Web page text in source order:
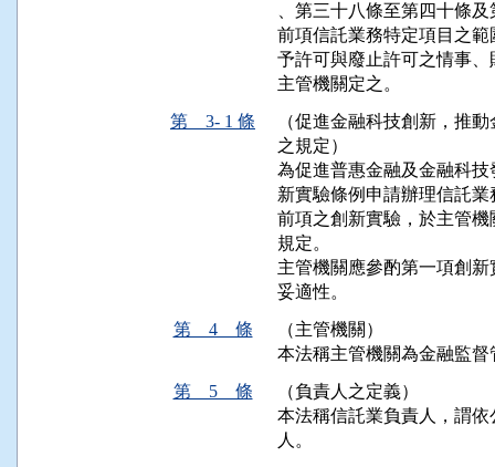
、第三十八條至第四十條
前項信託業務特定項目之
予許可與廢止許可之情事
主管機關定之。
第 3- 1 條
（促進金融科技創新，推
之規定）
為促進普惠金融及金融科
新實驗條例申請辦理信託
前項之創新實驗，於主管
規定。
主管機關應參酌第一項創
妥適性。
第 4 條
（主管機關）
本法稱主管機關為金融監督
第 5 條
（負責人之定義）
本法稱信託業負責人，謂
人。